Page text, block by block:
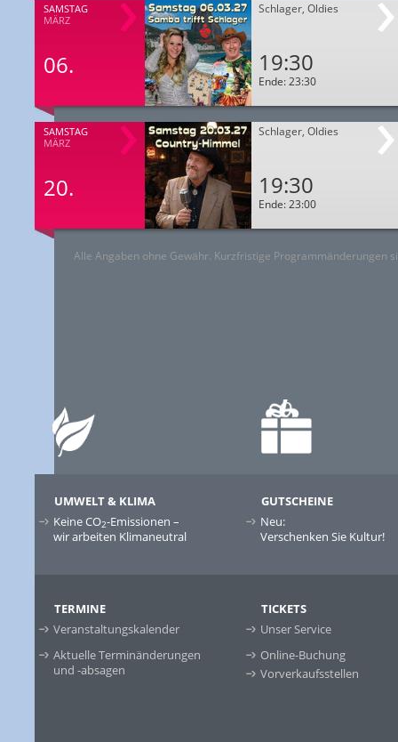
SAMSTAG
MÄRZ
06.
Schlager, Oldies
19:30
Ende: 23:30
SAMSTAG
MÄRZ
20.
Schlager, Oldies
19:30
Ende: 23:00
Alle Angaben ohne Gewähr. Kurzfristige Programmänderungen
UMWELT & KLIMA
Keine CO2-Emissionen –
wir arbeiten Klimaneutral
GUTSCHEINE
Neu:
Verschenken Sie Kultur!
TERMINE
Veranstaltungskalender
Aktuelle Terminänderungen
und -absagen
TICKETS
Unser Service
Online-Buchung
Vorverkaufsstellen